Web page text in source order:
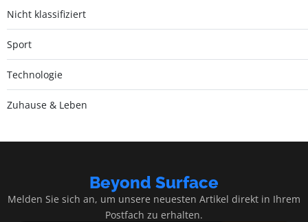
Nicht klassifiziert
Sport
Technologie
Zuhause & Leben
Beyond Surface
Melden Sie sich an, um unsere neuesten Artikel direkt in Ihrem
Postfach zu erhalten.